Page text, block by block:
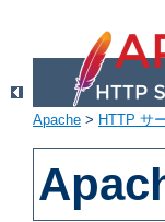
Apache > HTTP サ